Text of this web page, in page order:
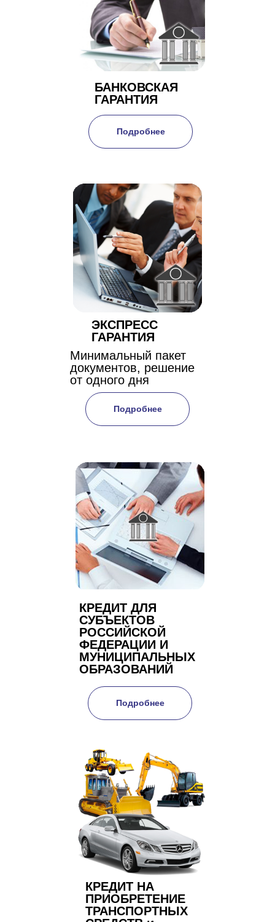
КРЕДИТ НА
ПРИОБРЕТЕНИЕ
ТРАНСПОРТНЫХ
Подробнее
БАНКОВСКАЯ
ГАРАНТИЯ
Подробнее
КРЕДИТ ДЛЯ
СУБЪЕКТОВ
РОССИЙСКОЙ
ФЕДЕРАЦИИ И
МУНИЦИПАЛЬНЫХ
ОБРАЗОВАНИЙ
ЭКСПРЕСС
ГАРАНТИЯ
Минимальный пакет
документов, решение
от одного дня
Подробнее